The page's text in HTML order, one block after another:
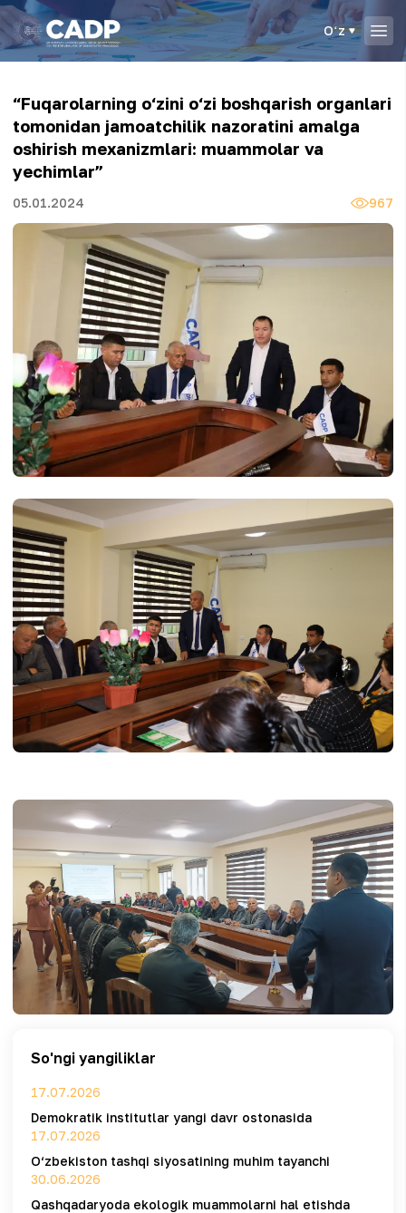
Oʻz
“Fuqarolarning o‘zini o‘zi boshqarish organlari
tomonidan jamoatchilik nazoratini amalga
oshirish mexanizmlari: muammolar va
yechimlar”
05.01.2024 967
So'ngi yangiliklar
17.07.2026
Demokratik institutlar yangi davr ostonasida
17.07.2026
O‘zbekiston tashqi siyosatining muhim tayanchi
30.06.2026
Qashqadaryoda ekologik muammolarni hal etishda